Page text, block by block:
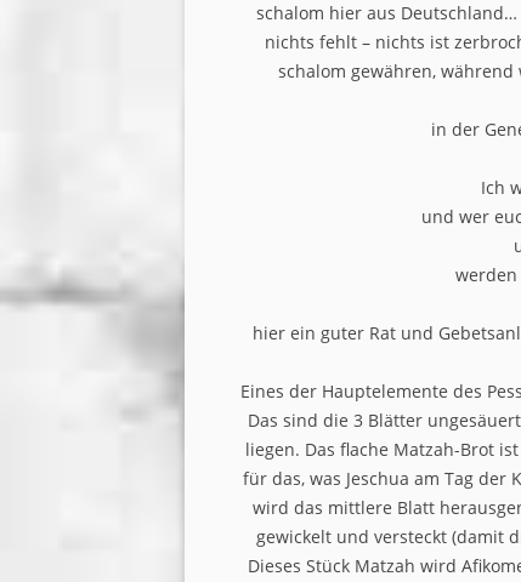
ROCKING CHURCH
MOTORCYCLE
schalom hier aus
nichts fehlt – nichts ist
schalom gewähren,
in der
Ich
und wer
hier ein guter Rat und
Eines der Hauptelemente des
Das sind die 3 Blätter
liegen. Das flache Matzah-Brot
für das, was Jeschua am Tag der
wird das mittlere Blatt
gewickelt und versteckt (damit
Dieses Stück Matzah wird